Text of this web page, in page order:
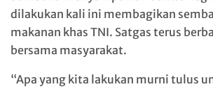
dilakukan kali ini membagikan
makanan khas TNI. Satgas terus
bersama masyarakat.
“Apa yang kita lakukan murni tulus